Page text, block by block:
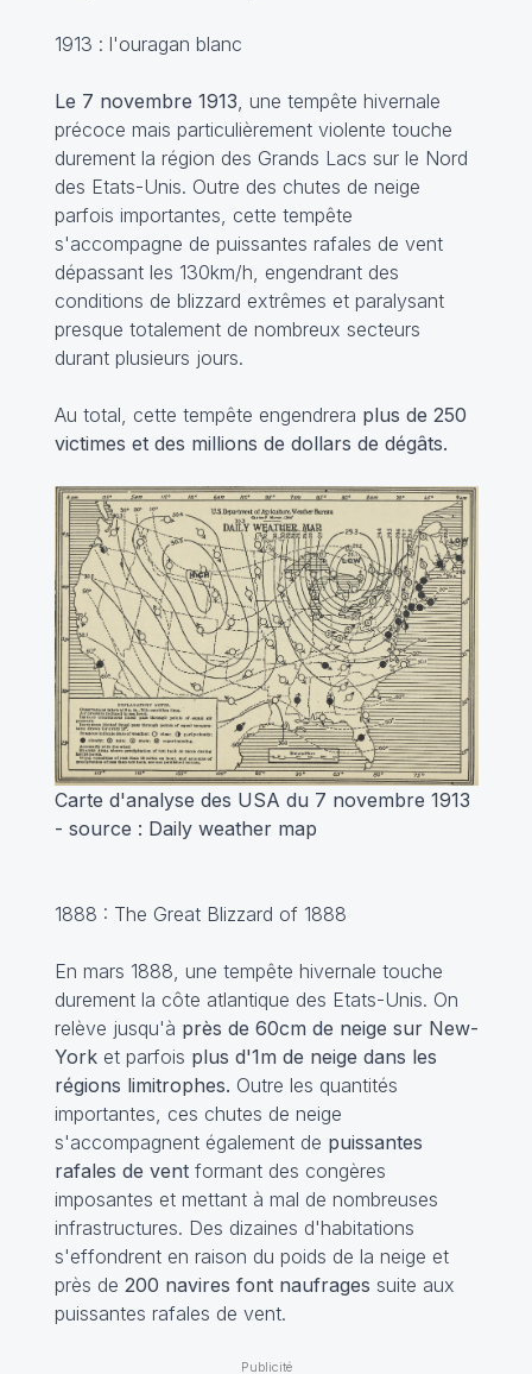
1913 : l'ouragan blanc
Le 7 novembre 1913 , une tempête hivernale
précoce mais particulièrement violente touche
durement la région des Grands Lacs sur le Nord
des Etats-Unis. Outre des chutes de neige
parfois importantes, cette tempête
s'accompagne de puissantes rafales de vent
dépassant les 130km/h, engendrant des
conditions de blizzard extrêmes et paralysant
presque totalement de nombreux secteurs
durant plusieurs jours.
Au total, cette tempête engendrera plus de 250
victimes et des millions de dollars de dégâts.
Carte d'analyse des USA du 7 novembre 1913
- source : Daily weather map
1888 : The Great Blizzard of 1888
En mars 1888, une tempête hivernale touche
durement la côte atlantique des Etats-Unis. On
relève jusqu'à près de 60cm de neige sur New-
Yorket parfois plus d'1m de neige dans les
régions limitrophes. Outre les quantités
importantes, ces chutes de neige
s'accompagnent également de puissantes
rafales de ventformant des congères
imposantes et mettant à mal de nombreuses
infrastructures. Des dizaines d'habitations
s'effondrent en raison du poids de la neige et
près de 200 navires font naufrages suite aux
puissantes rafales de vent.